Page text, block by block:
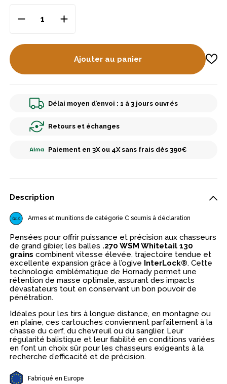
Ajouter au panier
Délai moyen d’envoi : 1 à 3 jours ouvrés
Retours et échanges
Paiement en 3X ou 4X sans frais dès 390€
Description
Armes et munitions de catégorie C soumis à déclaration
Pensées pour offrir puissance et précision aux chasseurs
de grand gibier, les balles .270 WSM Whitetail 130
grains combinent vitesse élevée, trajectoire tendue et
excellente expansion grâce à l’ogive InterLock®. Cette
technologie emblématique de Hornady permet une
rétention de masse optimale, assurant des impacts
dévastateurs tout en conservant un bon pouvoir de
pénétration.
Idéales pour les tirs à longue distance, en montagne ou
en plaine, ces cartouches conviennent parfaitement à la
chasse du cerf, du chevreuil ou du sanglier. Leur
régularité balistique et leur fiabilité en conditions variées
en font un choix sûr pour les chasseurs exigeants à la
recherche d’efficacité et de précision.
Fabriqué en Europe